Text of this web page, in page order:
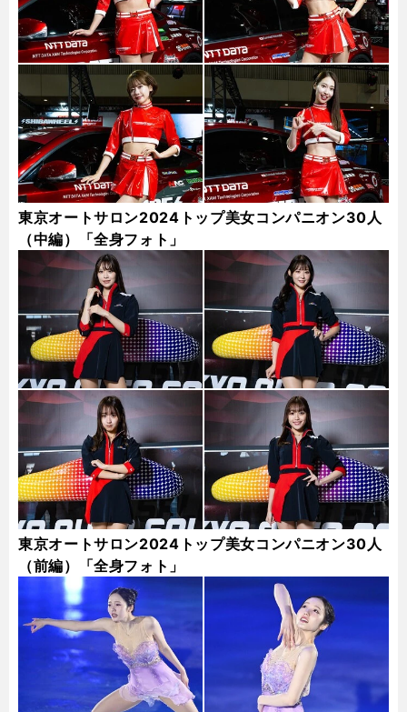
東京オートサロン2024トップ美女コンパニオン30人
（中編）「全身フォト」
東京オートサロン2024トップ美女コンパニオン30人
（前編）「全身フォト」